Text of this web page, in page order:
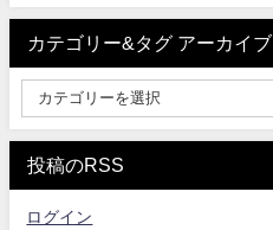
カテゴリー&タグ アーカイブ
投稿のRSS
ログイン